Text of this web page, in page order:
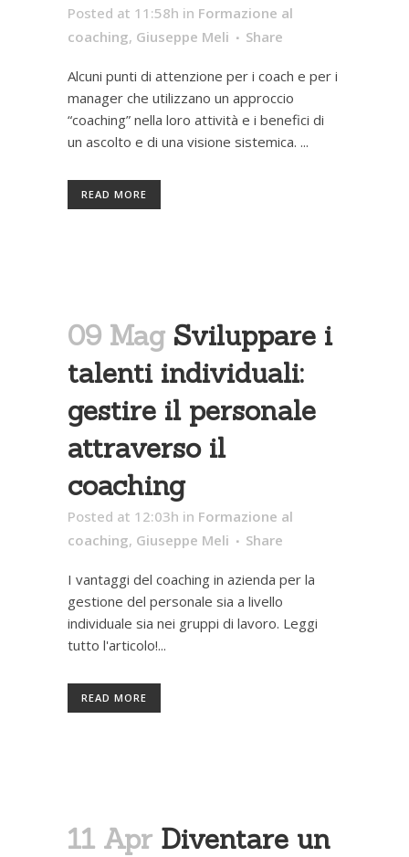
Posted at 11:58h in Formazione al
coaching, Giuseppe Meli Share
Alcuni punti di attenzione per i coach e per i
manager che utilizzano un approccio
“coaching” nella loro attività e i benefici di
un ascolto e di una visione sistemica. ...
READ MORE
09 Mag Sviluppare i
talenti individuali:
gestire il personale
attraverso il
coaching
Posted at 12:03h in Formazione al
coaching, Giuseppe Meli Share
I vantaggi del coaching in azienda per la
gestione del personale sia a livello
individuale sia nei gruppi di lavoro. Leggi
tutto l'articolo!...
READ MORE
11 Apr Diventare un